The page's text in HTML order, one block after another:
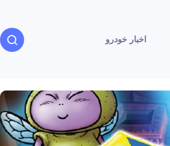
اخبار خودرو